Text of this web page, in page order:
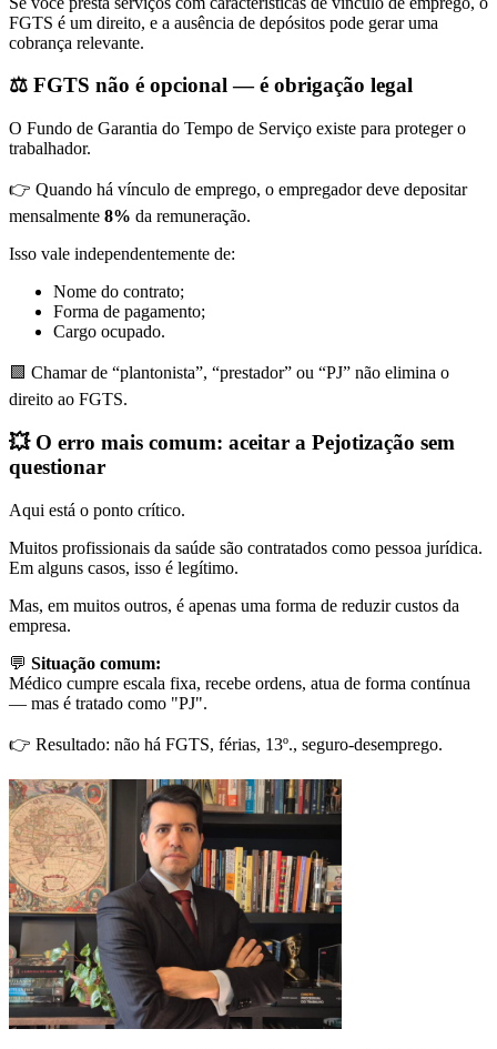
FGTS é um direito, e a ausência de depósitos pode gerar uma
cobrança relevante.
⚖️ FGTS não é opcional — é obrigação legal
O Fundo de Garantia do Tempo de Serviço existe para proteger o
trabalhador.
👉 Quando há vínculo de emprego, o empregador deve depositar
mensalmente 8% da remuneração.
Isso vale independentemente de:
Nome do contrato;
Forma de pagamento;
Cargo ocupado.
🟩 Chamar de “plantonista”, “prestador” ou “PJ” não elimina o
direito ao FGTS.
💥O erro mais comum: aceitar a Pejotização sem
questionar
Aqui está o ponto crítico.
Muitos profissionais da saúde são contratados como pessoa jurídica.
Em alguns casos, isso é legítimo.
Mas, em muitos outros, é apenas uma forma de reduzir custos da
empresa.
💬 Situação comum:
Médico cumpre escala fixa, recebe ordens, atua de forma contínua
— mas é tratado como "PJ".
👉 Resultado: não há FGTS, férias, 13º., seguro-desemprego.